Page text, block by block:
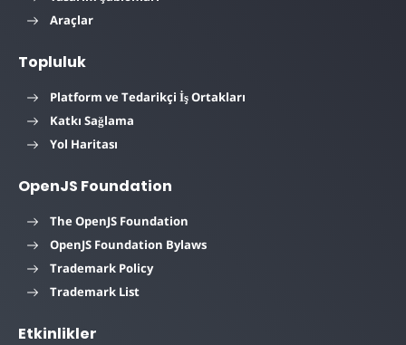
Araçlar
Topluluk
Platform ve Tedarikçi İş Ortakları
Katkı Sağlama
Yol Haritası
OpenJS Foundation
The OpenJS Foundation
OpenJS Foundation Bylaws
Trademark Policy
Trademark List
Etkinlikler